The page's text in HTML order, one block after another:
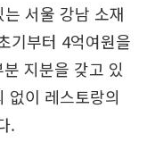
서울 강남 소재
기부터 4억여원을
지분을 갖고 있
없이 레스토랑의
.